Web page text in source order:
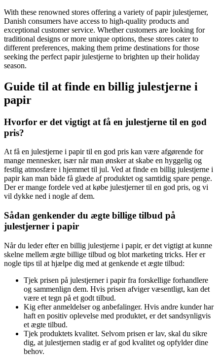
With these renowned stores offering a variety of papir julestjerner,
Danish consumers have access to high-quality products and
exceptional customer service. Whether customers are looking for
traditional designs or more unique options, these stores cater to
different preferences, making them prime destinations for those
seeking the perfect papir julestjerne to brighten up their holiday
season.
Guide til at finde en billig julestjerne i
papir
Hvorfor er det vigtigt at få en julestjerne til en god
pris?
At få en julestjerne i papir til en god pris kan være afgørende for
mange mennesker, især når man ønsker at skabe en hyggelig og
festlig atmosfære i hjemmet til jul. Ved at finde en billig julestjerne i
papir kan man både få glæde af produktet og samtidig spare penge.
Der er mange fordele ved at købe julestjerner til en god pris, og vi
vil dykke ned i nogle af dem.
Sådan genkender du ægte billige tilbud på
julestjerner i papir
Når du leder efter en billig julestjerne i papir, er det vigtigt at kunne
skelne mellem ægte billige tilbud og blot marketing tricks. Her er
nogle tips til at hjælpe dig med at genkende et ægte tilbud:
Tjek prisen på julestjerner i papir fra forskellige forhandlere
og sammenlign dem. Hvis prisen afviger væsentligt, kan det
være et tegn på et godt tilbud.
Kig efter anmeldelser og anbefalinger. Hvis andre kunder har
haft en positiv oplevelse med produktet, er det sandsynligvis
et ægte tilbud.
Tjek produktets kvalitet. Selvom prisen er lav, skal du sikre
dig, at julestjernen stadig er af god kvalitet og opfylder dine
behov.